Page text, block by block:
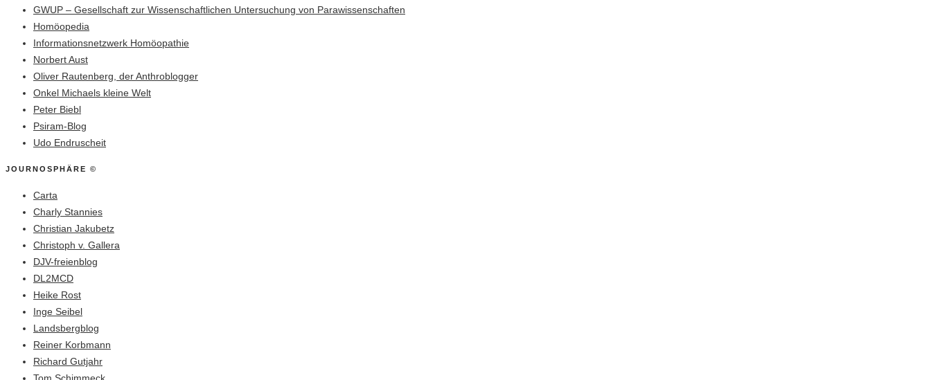
GWUP – Gesellschaft zur Wissenschaftlichen Untersuchung von Parawissenschaften
Homöopedia
Informationsnetzwerk Homöopathie
Norbert Aust
Oliver Rautenberg, der Anthroblogger
Onkel Michaels kleine Welt
Peter Biebl
Psiram-Blog
Udo Endruscheit
JOURNOSPHÄRE ©
Carta
Charly Stannies
Christian Jakubetz
Christoph v. Gallera
DJV-freienblog
DL2MCD
Heike Rost
Inge Seibel
Landsbergblog
Reiner Korbmann
Richard Gutjahr